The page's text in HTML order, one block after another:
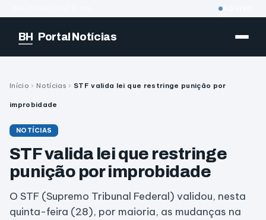
BH Portal Notícias
Início › Notícias › STF valida lei que restringe punição por
improbidade
NOTÍCIAS
STF valida lei que restringe
punição por improbidade
O STF (Supremo Tribunal Federal) validou, nesta
quinta-feira (28), por maioria, as mudanças na